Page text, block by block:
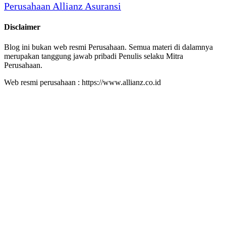
Perusahaan Allianz Asuransi
Disclaimer
Blog ini bukan web resmi Perusahaan. Semua materi di dalamnya
merupakan tanggung jawab pribadi Penulis selaku Mitra
Perusahaan.
Web resmi perusahaan : https://www.allianz.co.id